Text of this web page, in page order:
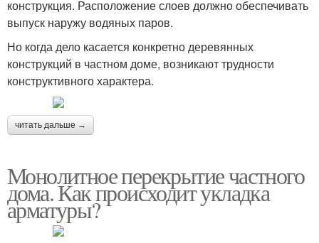
конструкция. Расположение слоев должно обеспечивать
выпуск наружу водяных паров.
Но когда дело касается конкретно деревянных
конструкций в частном доме, возникают трудности
конструктивного характера.
читать дальше →
Монолитное перекрытие частного
дома. Как происходит укладка
арматуры?